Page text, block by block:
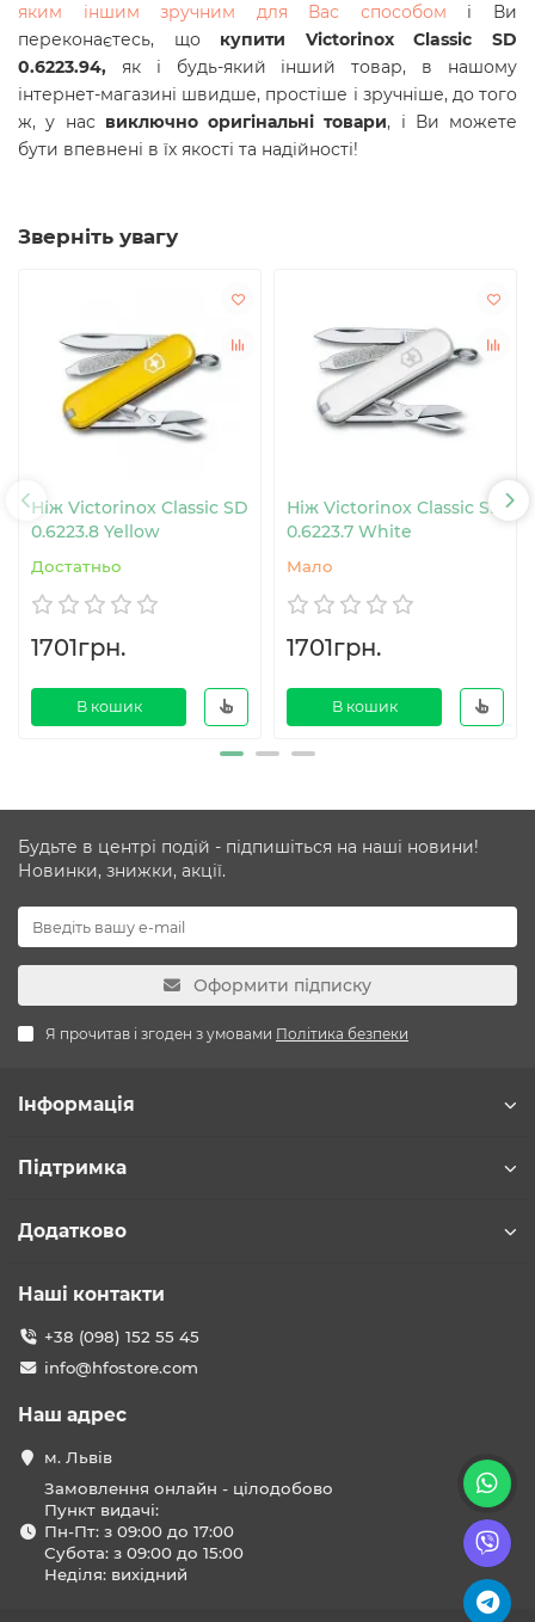
яким іншим зручним для Вас способом і Ви
переконаєтесь, що купити Victorinox Classic SD
0.6223.94, як і будь-який інший товар, в нашому
інтернет-магазині швидше, простіше і зручніше, до того
ж, у нас виключно оригінальні товари, і Ви можете
бути впевнені в їх якості та надійності!
Зверніть увагу
Ніж Victorinox Classic SD
0.6223.8 Yellow
Достатньо
1701грн.
В кошик
Ніж Victorinox Classic SD
0.6223.7 White
Мало
1701грн.
В кошик
Будьте в центрі подій - підпишіться на наші новини!
Новинки, знижки, акції.
Оформити підписку
Я прочитав і згоден з умовами Політика безпеки
Інформація
Підтримка
Додатково
Наші контакти
+38 (098) 152 55 45
info@hfostore.com
Наш адрес
м. Львів
Замовлення онлайн - цілодобово
Пункт видачі:
Пн-Пт: з 09:00 до 17:00
Субота: з 09:00 до 15:00
Неділя: вихідний